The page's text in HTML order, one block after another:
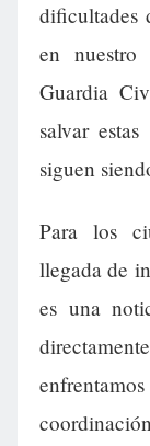
dificultades
en
Guardia
salvar
siguen
Para los
llegada de
es una